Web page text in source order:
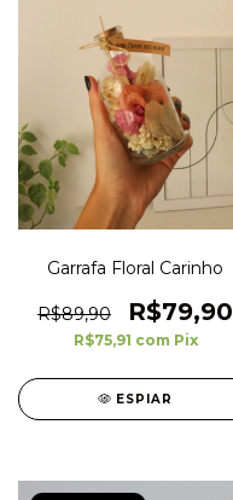
Garrafa Floral Carinho
R$89,90 R$79,90
R$75,91 com Pix
ESPIAR